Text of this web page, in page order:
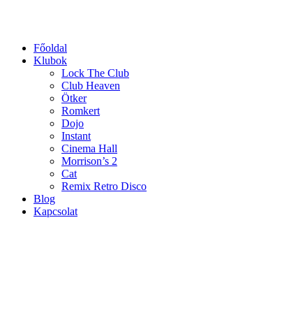
Főoldal
Klubok
Lock The Club
Club Heaven
Ötker
Romkert
Dojo
Instant
Cinema Hall
Morrison’s 2
Cat
Remix Retro Disco
Blog
Kapcsolat